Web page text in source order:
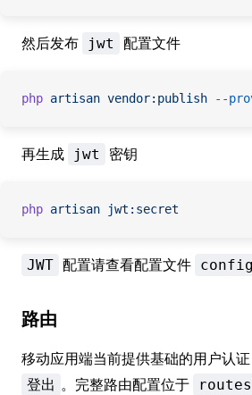
然后发布 jwt 配置文件
php artisan vendor:publish --
再生成 jwt 密钥
php artisan jwt:secret
JWT 配置请查看配置文件
路由
移动应用端当前提供基础的用户认证
登出 。完整路由配置位于